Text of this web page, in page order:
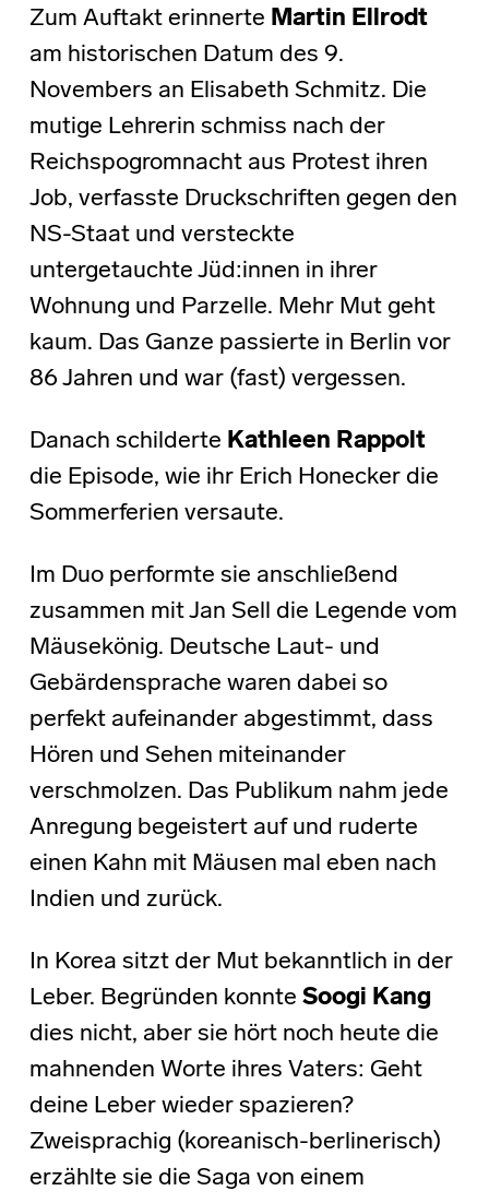
Zum Auftakt erinnerte Martin Ellrodt
am historischen Datum des 9.
Novembers an Elisabeth Schmitz. Die
mutige Lehrerin schmiss nach der
Reichspogromnacht aus Protest ihren
Job, verfasste Druckschriften gegen den
NS-Staat und versteckte
untergetauchte Jüd:innen in ihrer
Wohnung und Parzelle. Mehr Mut geht
kaum. Das Ganze passierte in Berlin vor
86 Jahren und war (fast) vergessen.
Danach schilderte Kathleen Rappolt
die Episode, wie ihr Erich Honecker die
Sommerferien versaute.
Im Duo performte sie anschließend
zusammen mit Jan Sell die Legende vom
Mäusekönig. Deutsche Laut- und
Gebärdensprache waren dabei so
perfekt aufeinander abgestimmt, dass
Hören und Sehen miteinander
verschmolzen. Das Publikum nahm jede
Anregung begeistert auf und ruderte
einen Kahn mit Mäusen mal eben nach
Indien und zurück.
In Korea sitzt der Mut bekanntlich in der
Leber. Begründen konnte Soogi Kang
dies nicht, aber sie hört noch heute die
mahnenden Worte ihres Vaters: Geht
deine Leber wieder spazieren?
Zweisprachig (koreanisch-berlinerisch)
erzählte sie die Saga von einem